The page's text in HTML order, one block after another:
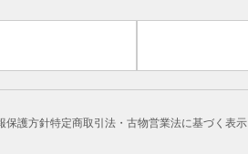
保護方針特定商取引法・古物営業法に基づく表示